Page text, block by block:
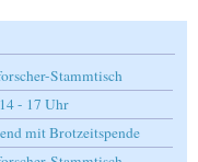
Stammtisch
- 17 Uhr
mit Brotzeitspende